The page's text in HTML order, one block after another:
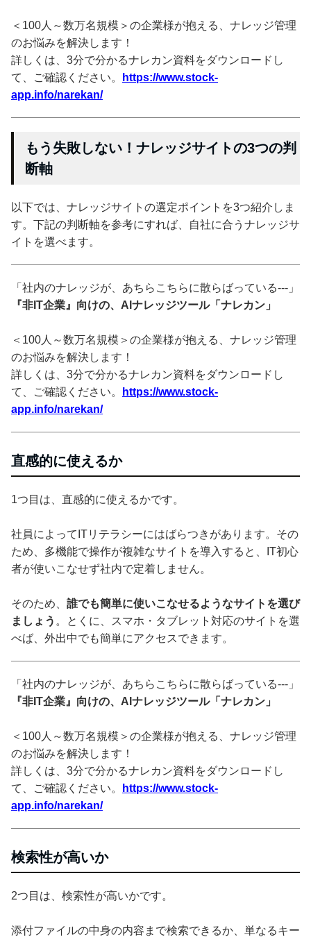
＜100人～数万名規模＞の企業様が抱える、ナレッジ管理
のお悩みを解決します！
詳しくは、3分で分かるナレカン資料をダウンロードし
て、ご確認ください。
https://www.stock-
app.info/narekan/
もう失敗しない！ナレッジサイトの3つの判
断軸
以下では、ナレッジサイトの選定ポイントを3つ紹介しま
す。下記の判断軸を参考にすれば、自社に合うナレッジサ
イトを選べます。
「社内のナレッジが、あちらこちらに散らばっている---」
『非IT企業』向けの、AIナレッジツール「ナレカン」
＜100人～数万名規模＞の企業様が抱える、ナレッジ管理
のお悩みを解決します！
詳しくは、3分で分かるナレカン資料をダウンロードし
て、ご確認ください。
https://www.stock-
app.info/narekan/
直感的に使えるか
1つ目は、直感的に使えるかです。
社員によってITリテラシーにはばらつきがあります。その
ため、多機能で操作が複雑なサイトを導入すると、IT初心
者が使いこなせず社内で定着しません。
そのため、 誰でも簡単に使いこなせるようなサイトを選び
ましょう 。とくに、スマホ・タブレット対応のサイトを選
べば、外出中でも簡単にアクセスできます。
「社内のナレッジが、あちらこちらに散らばっている---」
『非IT企業』向けの、AIナレッジツール「ナレカン」
＜100人～数万名規模＞の企業様が抱える、ナレッジ管理
のお悩みを解決します！
詳しくは、3分で分かるナレカン資料をダウンロードし
て、ご確認ください。
https://www.stock-
app.info/narekan/
検索性が高いか
2つ目は、検索性が高いかです。
添付ファイルの中身の内容まで検索できるか、単なるキー